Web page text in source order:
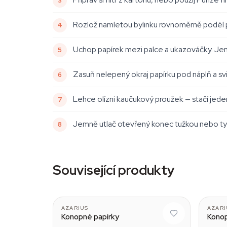
Rozlož namletou bylinku rovnoměrně
Uchop papírek mezi palce a ukazováčky.
Zasuň nelepený okraj papírku pod náplň a
Lehce olízni kaučukový proužek — stačí
Jemně utlač otevřený konec tužkou nebo
Související produkty
AZARIUS
Konopné papírky